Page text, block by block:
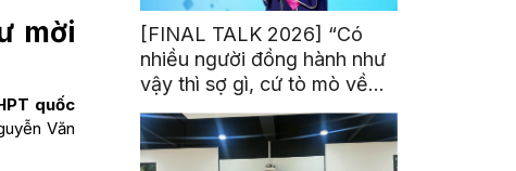
mời
quốc
Văn
[FINAL TALK 2026] “Có
nhiều người đồng hành như
vậy thì sợ gì, cứ tò mò về
thế giới thôi”